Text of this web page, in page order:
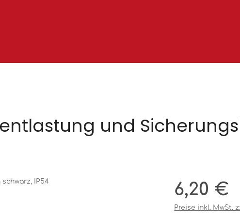
und
Regulärer Preis:
6,20 €
Preise inkl. MwSt.